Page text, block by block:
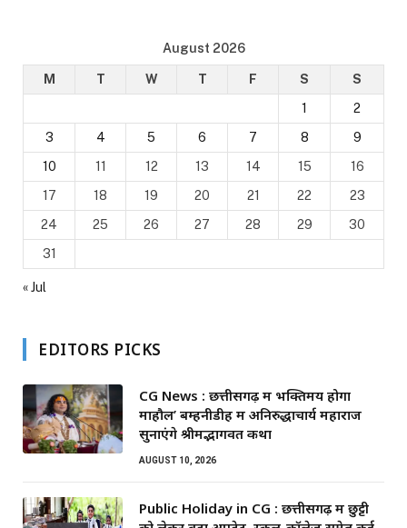
August 2026
M T W T F S
S
1
2
3
4 5 6 7 8
9
10
11 12 13 14 15
16
17
18 19 20 21 22
23
24
25 26 27 28 29
30
31
« Jul
EDITORS PICKS
CG News : छत्तीसगढ़ में भक्तिमय होगा
माहौल’ बम्हनीडीह में अनिरुद्धाचार्य महाराज
सुनाएंगे श्रीमद्भागवत कथा
AUGUST 10, 2026
Public Holiday in CG : छत्तीसगढ़ में छुट्टी